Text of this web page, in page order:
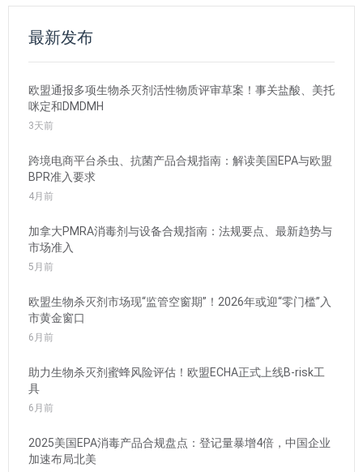
最新发布
欧盟通报多项生物杀灭剂活性物质评审草案！事关盐酸、美托
咪定和DMDMH
3天前
跨境电商平台杀虫、抗菌产品合规指南：解读美国EPA与欧盟
BPR准入要求
4月前
加拿大PMRA消毒剂与设备合规指南：法规要点、最新趋势与
市场准入
5月前
欧盟生物杀灭剂市场现“监管空窗期”！2026年或迎“零门槛”入
市黄金窗口
6月前
助力生物杀灭剂蜜蜂风险评估！欧盟ECHA正式上线B-risk工
具
6月前
2025美国EPA消毒产品合规盘点：登记量暴增4倍，中国企业
加速布局北美